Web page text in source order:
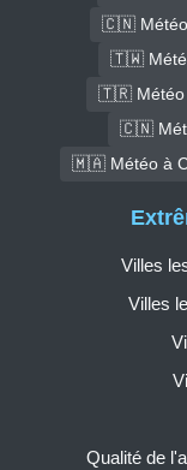
🇨🇳 Météo
🇹🇼
🇹🇷 Météo
🇨🇳
🇲🇦 Météo à
Villes
Villes
Qualité de